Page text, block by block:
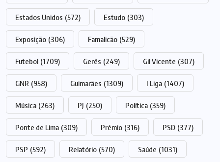
Estados Unidos (572) Estudo (303)
Exposição (306) Famalicão (529)
Futebol (1709) Gerês (249) Gil Vicente (307)
GNR (958) Guimarães (1309) I Liga (1407)
Música (263) PJ (250) Política (359)
Ponte de Lima (309) Prémio (316) PSD (377)
PSP (592) Relatório (570) Saúde (1031)